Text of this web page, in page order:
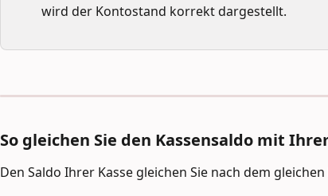
wird der Kontostand korrekt dargestellt.
So gleichen Sie den Kassensaldo mit
Den Saldo Ihrer Kasse gleichen Sie nach dem